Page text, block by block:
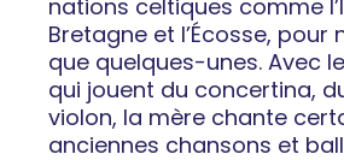
nations celtiques comme
Bretagne et l’Écosse, pour
que quelques-unes. Avec
qui jouent du concertina,
violon, la mère chante
anciennes chansons et